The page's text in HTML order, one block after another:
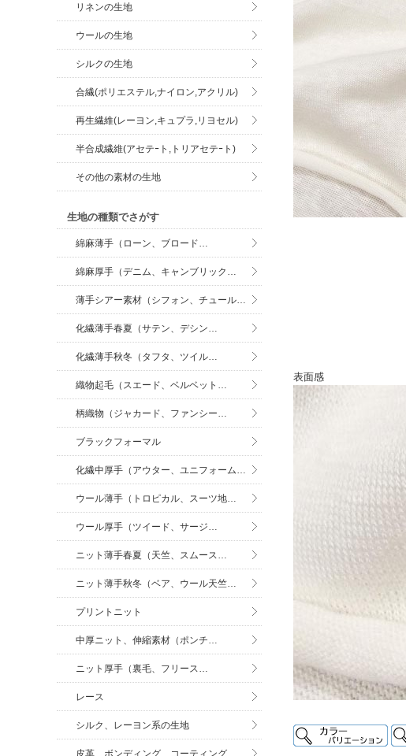
表面感
リネンの生地
ウールの生地
シルクの生地
合繊(ポリエステル,ナイロン,アクリル)
再生繊維(レーヨン,キュプラ,リヨセル)
半合成繊維(アセテｰト,トリアセテｰト)
その他の素材の生地
生地の種類でさがす
綿麻薄手（ローン、ブロード…
綿麻厚手（デニム、キャンブリック…
薄手シアー素材（シフォン、チュール…
化繊薄手春夏（サテン、デシン…
化繊薄手秋冬（タフタ、ツイル…
織物起毛（スエード、ベルベット…
柄織物（ジャカード、ファンシー…
ブラックフォーマル
化繊中厚手（アウター、ユニフォーム…
ウール薄手（トロピカル、スーツ地…
ウール厚手（ツイード、サージ…
ニット薄手春夏（天竺、スムース…
ニット薄手秋冬（ベア、ウール天竺…
プリントニット
中厚ニット、伸縮素材（ポンチ…
ニット厚手（裏毛、フリース…
レース
シルク、レーヨン系の生地
皮革、ボンディング、コーティング